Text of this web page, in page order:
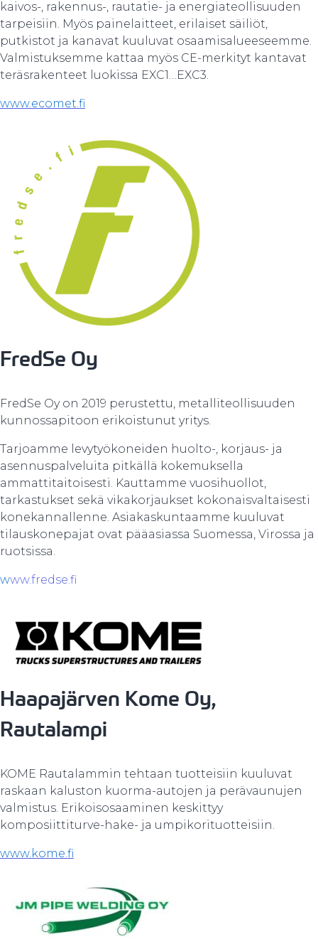
kaivos-, rakennus-, rautatie- ja energiateollisuuden
tarpeisiin. Myös painelaitteet, erilaiset säiliöt,
putkistot ja kanavat kuuluvat osaamisalueeseemme.
Valmistuksemme kattaa myös CE-merkityt kantavat
teräsrakenteet luokissa EXC1…EXC3.
www.ecomet.fi
FredSe Oy
FredSe Oy on 2019 perustettu, metalliteollisuuden
kunnossapitoon erikoistunut yritys.
Tarjoamme levytyökoneiden huolto-, korjaus- ja
asennuspalveluita pitkällä kokemuksella
ammattitaitoisesti. Kauttamme vuosihuollot,
tarkastukset sekä vikakorjaukset kokonaisvaltaisesti
konekannallenne. Asiakaskuntaamme kuuluvat
tilauskonepajat ovat pääasiassa Suomessa, Virossa ja
ruotsissa.
www.fredse.fi
Haapajärven Kome Oy,
Rautalampi
KOME Rautalammin tehtaan tuotteisiin kuuluvat
raskaan kaluston kuorma-autojen ja perävaunujen
valmistus. Erikoisosaaminen keskittyy
komposiittiturve-hake- ja umpikorituotteisiin.
www.kome.fi